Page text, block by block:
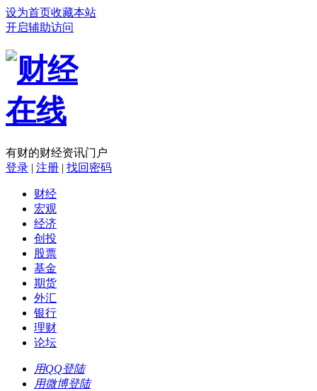
设为首页收藏本站
开启辅助访问
有财的财经资讯门户
登录 | 注册 | 找回密码
财经
宏观
经济
创投
股票
基金
期货
外汇
银行
理财
论坛
用QQ登陆
用微博登陆